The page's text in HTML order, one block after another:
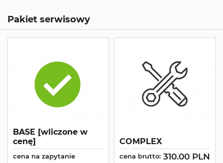
Pakiet serwisowy
BASE [wliczone w
cenę]
cena na zapytanie
COMPLEX
cena brutto: 310.00 PLN